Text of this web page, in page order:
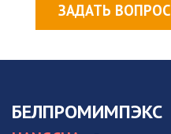
ЗАДАТЬ ВОПРОС
БЕЛПРОМИМПЭКС